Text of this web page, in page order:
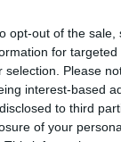
opt-out of the
for
selection. Please
interest-based
to third
of your
του